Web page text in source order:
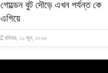
গোল্ডেন বুট দৌড়ে এখন পর্যন্ত কে
এগিয়ে
রবিবার, ২১ জুন, ২০২৬